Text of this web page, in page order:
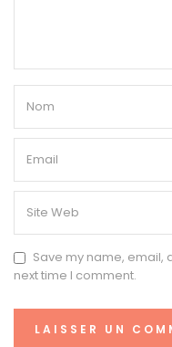
Save my name, email,
next time I comment.